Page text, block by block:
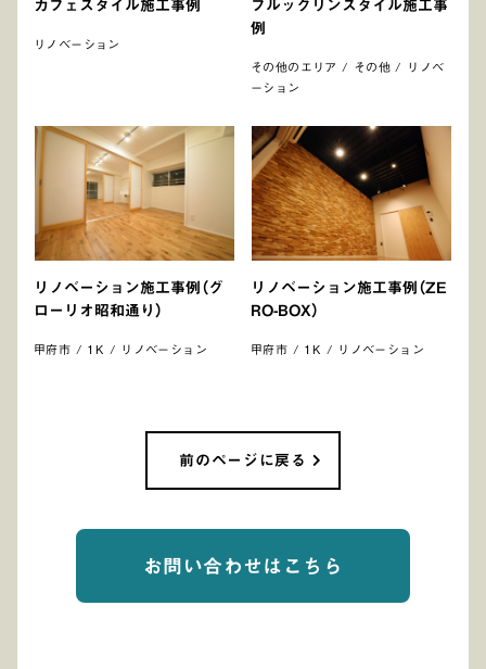
カフェスタイル施工事例
リノベーション
ブルックリンスタイル施工事
例
その他のエリア / その他 / リノベ
ーション
リノベーション施工事例（グ
ローリオ昭和通り）
甲府市 / 1K / リノベーション
リノベーション施工事例（ZE
RO-BOX）
甲府市 / 1K / リノベーション
前のページに戻る
お問い合わせはこちら